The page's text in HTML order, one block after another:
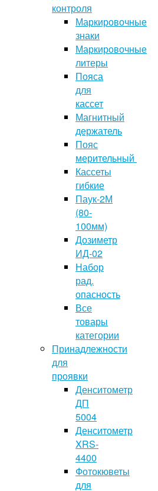
контроля
Маркировочные
знаки
Маркировочные
литеры
Пояса
для
кассет
Магнитный
держатель
Пояс
мерительный
Кассеты
гибкие
Паук-2М
(80-
100мм)
Дозиметр
ИД-02
Набор
рад.
опасность
Все
товары
категории
Принадлежности
для
проявки
Денситометр
ДП
5004
Денситометр
XRS-
4400
Фотокюветы
для